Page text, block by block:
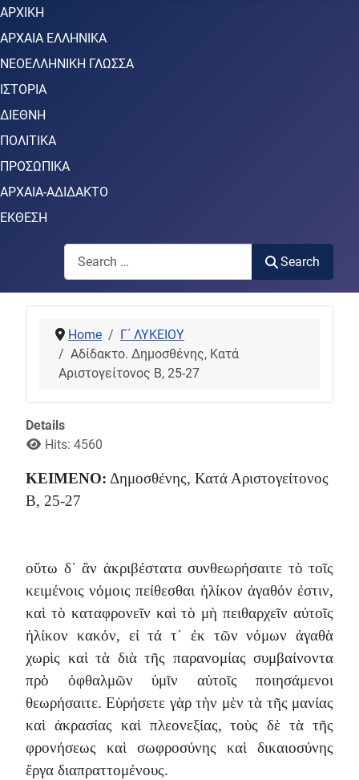
ΑΡΧΙΚΗ
ΑΡΧΑΙΑ ΕΛΛΗΝΙΚΑ
ΝΕΟΕΛΛΗΝΙΚΗ ΓΛΩΣΣΑ
ΙΣΤΟΡΙΑ
ΔΙΕΘΝΗ
ΠΟΛΙΤΙΚΑ
ΠΡΟΣΩΠΙΚΑ
ΑΡΧΑΙΑ-ΑΔΙΔΑΚΤΟ
ΕΚΘΕΣΗ
Search
Search
Home
Γ΄ ΛΥΚΕΙΟΥ
Αδίδακτο. Δημοσθένης, Κατά
Αριστογείτονος Β, 25-27
Details
Hits: 4560
ΚΕΙΜΕΝΟ: Δημοσθένης, Κατά Αριστογείτονος
Β, 25-27
οὕτω δ᾽ ἂν ἀκριβέστατα συνθεωρήσαιτε τὸ τοῖς
κειμένοις νόμοις πείθεσθαι ἡλίκον ἀγαθόν ἐστιν,
καὶ τὸ καταφρονεῖν καὶ τὸ μὴ πειθαρχεῖν αὐτοῖς
ἡλίκον κακόν, εἰ τά τ᾽ ἐκ τῶν νόμων ἀγαθὰ
χωρὶς καὶ τὰ διὰ τῆς παρανομίας συμβαίνοντα
πρὸ ὀφθαλμῶν ὑμῖν αὐτοῖς ποιησάμενοι
θεωρήσαιτε. Εὑρήσετε γὰρ τὴν μὲν τὰ τῆς μανίας
καὶ ἀκρασίας καὶ πλεονεξίας, τοὺς δὲ τὰ τῆς
φρονήσεως καὶ σωφροσύνης καὶ δικαιοσύνης
ἔργα διαπραττομένους.